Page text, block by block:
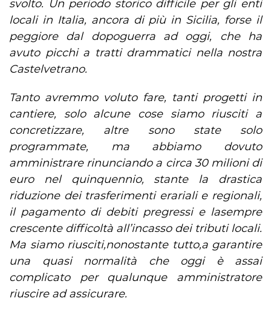
svolto. Un periodo storico difficile per gli enti
locali in Italia, ancora di più in Sicilia, forse il
peggiore dal dopoguerra ad oggi, che ha
avuto picchi a tratti drammatici nella nostra
Castelvetrano.
Tanto avremmo voluto fare, tanti progetti in
cantiere, solo alcune cose siamo riusciti a
concretizzare, altre sono state solo
programmate, ma abbiamo dovuto
amministrare rinunciando a circa 30 milioni di
euro nel quinquennio, stante la drastica
riduzione dei trasferimenti erariali e regionali,
il pagamento di debiti pregressi e lasempre
crescente difficoltà all’incasso dei tributi locali.
Ma siamo riusciti,nonostante tutto,a garantire
una quasi normalità che oggi è assai
complicato per qualunque amministratore
riuscire ad assicurare.